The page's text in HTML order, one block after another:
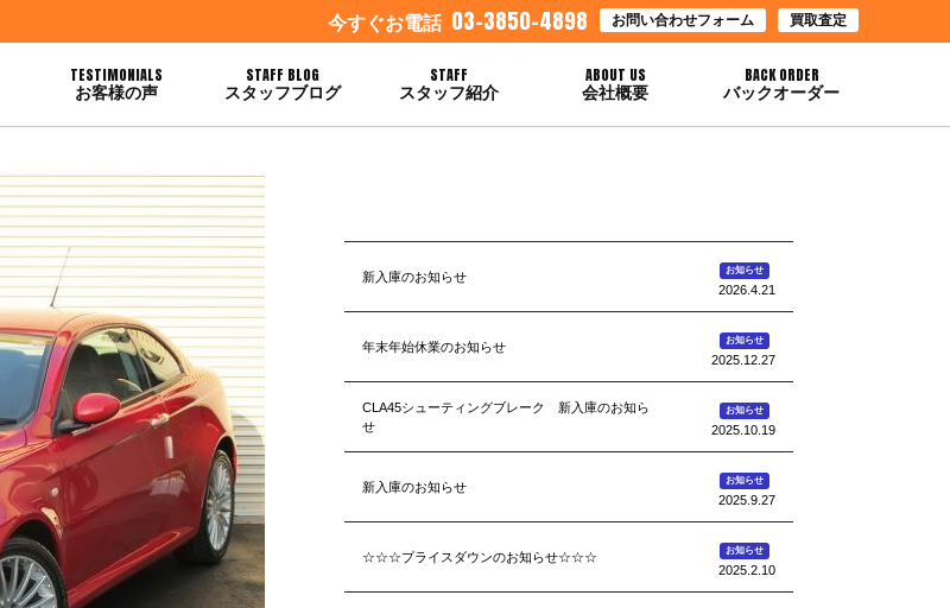
今すぐお電話 03-3850-4898 お問い合わせフォーム 買取査定
TESTIMONIALS
お客様の声
STAFF BLOG
スタッフブログ
STAFF
スタッフ紹介
ABOUT US
会社概要
BACK ORDER
バックオーダー
新入庫のお知らせ お知らせ
2026.4.21
年末年始休業のお知らせ お知らせ
2025.12.27
CLA45シューティングブレーク 新入庫のお知ら
せ
お知らせ
2025.10.19
新入庫のお知らせ お知らせ
2025.9.27
☆☆☆プライスダウンのお知らせ☆☆☆ お知らせ
2025.2.10